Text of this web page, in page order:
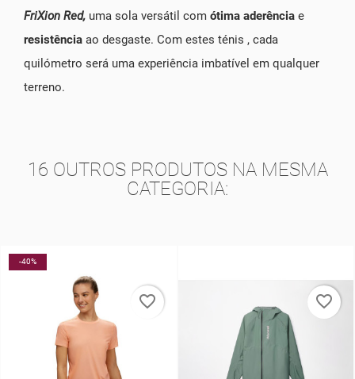
FriXion Red, uma sola versátil com ótima aderência e
resistência ao desgaste. Com estes ténis , cada
quilómetro será uma experiência imbatível em qualquer
terreno.
16 OUTROS PRODUTOS NA MESMA
CATEGORIA:
-40%
favorite_border favorite_border